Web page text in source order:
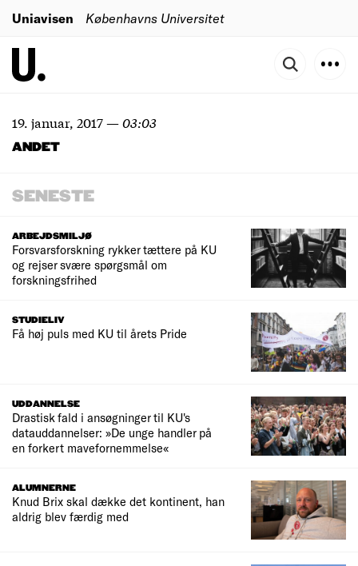
Uniavisen Københavns Universitet
19. januar, 2017—03:03
ANDET
SENESTE
ARBEJDSMILJØ
Forsvarsforskning rykker tættere på KU
og rejser svære spørgsmål om
forskningsfrihed
STUDIELIV
Få høj puls med KU til årets Pride
UDDANNELSE
Drastisk fald i ansøgninger til KU's
datauddannelser: »De unge handler på
en forkert mavefornemmelse«
ALUMNERNE
Knud Brix skal dække det kontinent, han
aldrig blev færdig med